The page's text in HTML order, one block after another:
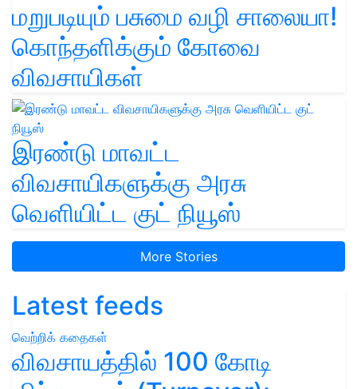
மறுபடியும் பசுமை வழி சாலையா!
கொந்தளிக்கும் கோவை
விவசாயிகள்
இரண்டு மாவட்ட
விவசாயிகளுக்கு அரசு
வெளியிட்ட குட் நியூஸ்
More Stories
Latest feeds
வெற்றிக் கதைகள்
விவசாயத்தில் 100 கோடி